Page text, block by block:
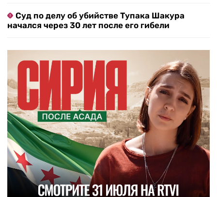
Суд по делу об убийстве Тупака Шакура
начался через 30 лет после его гибели